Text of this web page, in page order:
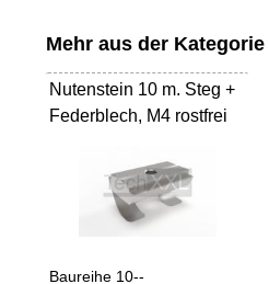
Mehr aus der Kategorie
Nutenstein 10 m. Steg +
Federblech, M4 rostfrei
Baureihe 10--